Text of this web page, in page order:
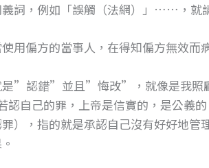
詞，例如「誤觸（法網）」……，就
用偏方的當事人，在得知偏方無效而
是”認錯”並且”悔改”，就像是我照
認自己的罪，上帝是信實的，是公義
），指的就是承認自己沒有好好地